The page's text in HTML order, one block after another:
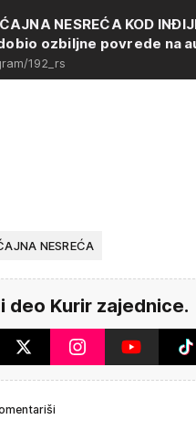
NESREĆA KOD
ozbiljne povrede na
192_rs
NESREĆA
deo Kurir zajednice.